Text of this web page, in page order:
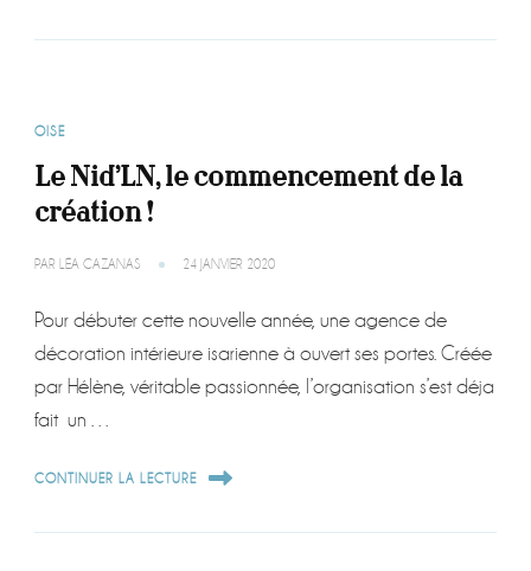
OISE
Le Nid’LN, le commencement de la
création !
PAR LÉA CAZANAS 24 JANVIER 2020
Pour débuter cette nouvelle année, une agence de
décoration intérieure isarienne à ouvert ses portes. Créée
par Hélène, véritable passionnée, l’organisation s’est déja
fait un …
CONTINUER LA LECTURE